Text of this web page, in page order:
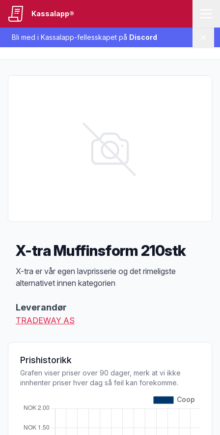
Bli med i Kassalapp-fellesskapet på Discord
Kassalapp®
X-tra Muffinsform 210stk
Produktbeskrivelse
X-tra er vår egen lavprisserie og det rimeligste
alternativet innen kategorien
Leverandør
TRADEWAY AS
Prishistorikk
Grafen viser priser over 90 dager, merk at vi ikke
innhenter priser hver dag så feil kan forekomme.